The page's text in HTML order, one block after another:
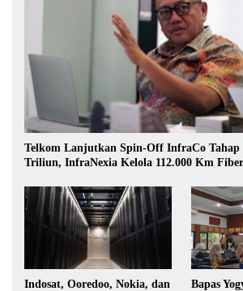
Telkom Lanjutkan Spin-Off InfraCo Tahap
Triliun, InfraNexia Kelola 112.000 Km
Indosat, Ooredoo, Nokia, dan
Bapas